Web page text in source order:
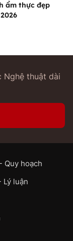
ẩm thực đẹp
Nghệ thuật dài
Quy hoạch
Lý luận